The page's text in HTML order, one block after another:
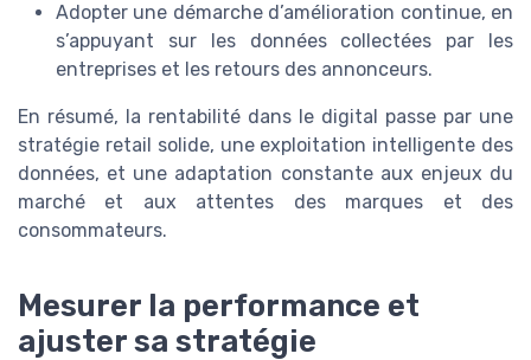
Adopter une démarche d’amélioration continue, en
s’appuyant sur les données collectées par les
entreprises et les retours des annonceurs.
En résumé, la rentabilité dans le digital passe par une
stratégie retail solide, une exploitation intelligente des
données, et une adaptation constante aux enjeux du
marché et aux attentes des marques et des
consommateurs.
Mesurer la performance et
ajuster sa stratégie